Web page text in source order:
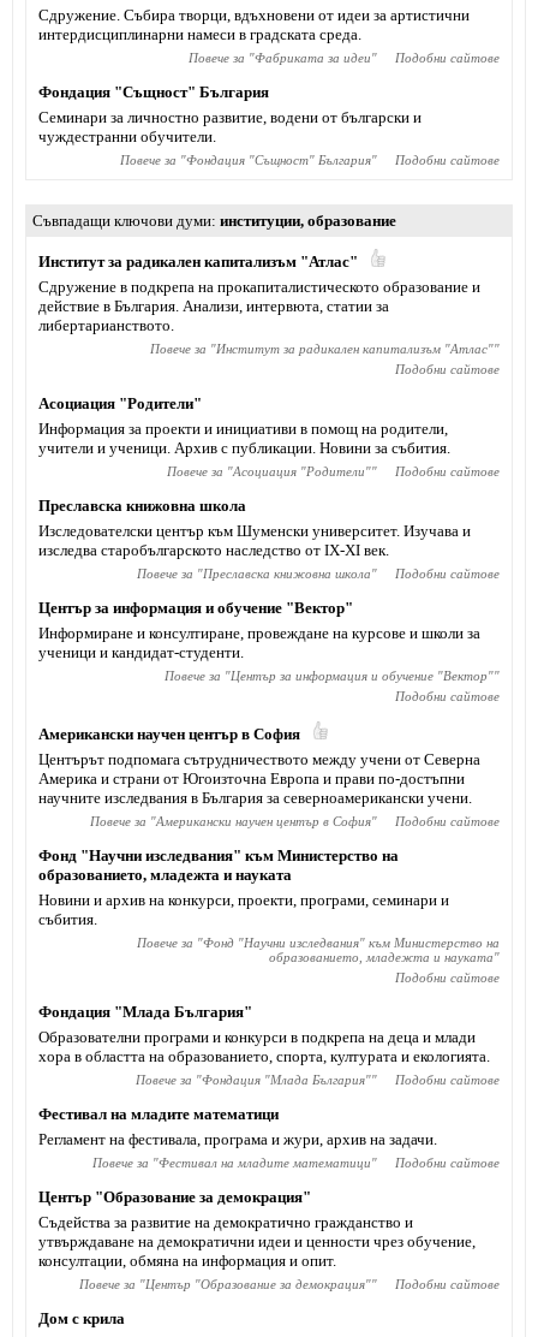
Сдружение. Събира творци, вдъхновени от идеи за артистични
интердисциплинарни намеси в градската среда.
Повече за "Фабриката за идеи" Подобни сайтове
Фондация "Същност" България
Семинари за личностно развитие, водени от български и
чуждестранни обучители.
Повече за "Фондация "Същност" България" Подобни сайтове
Съвпадащи ключови думи институции, образование
Институт за радикален капитализъм "Атлас"
Сдружение в подкрепа на прокапиталистическото образование и
действие в България. Анализи, интервюта, статии за
либертарианството.
Повече за "Институт за радикален капитализъм "Атлас""
Подобни сайтове
Асоциация "Родители"
Информация за проекти и инициативи в помощ на родители,
учители и ученици. Архив с публикации. Новини за събития.
Повече за "Асоциация "Родители"" Подобни сайтове
Преславска книжовна школа
Изследователски център към Шуменски университет. Изучава и
изследва старобългарското наследство от IX-XI век.
Повече за "Преславска книжовна школа" Подобни сайтове
Център за информация и обучение "Вектор"
Информиране и консултиране, провеждане на курсове и школи за
ученици и кандидат-студенти.
Повече за "Център за информация и обучение "Вектор""
Подобни сайтове
Американски научен център в София
Центърът подпомага сътрудничеството между учени от Северна
Америка и страни от Югоизточна Европа и прави по-достъпни
научните изследвания в България за северноамерикански учени.
Повече за "Американски научен център в София" Подобни сайтове
Фонд "Научни изследвания" към Министерство на
образованието, младежта и науката
Новини и архив на конкурси, проекти, програми, семинари и
събития.
Повече за "Фонд "Научни изследвания" към Министерство на
образованието, младежта и науката"
Подобни сайтове
Фондация "Млада България"
Образователни програми и конкурси в подкрепа на деца и млади
хора в областта на образованието, спорта, културата и екологията.
Повече за "Фондация "Млада България"" Подобни сайтове
Фестивал на младите математици
Регламент на фестивала, програма и жури, архив на задачи.
Повече за "Фестивал на младите математици" Подобни сайтове
Център "Образование за демокрация"
Съдейства за развитие на демократично гражданство и
утвърждаване на демократични идеи и ценности чрез обучение,
консултации, обмяна на информация и опит.
Повече за "Център "Образование за демокрация"" Подобни сайтове
Дом с крила